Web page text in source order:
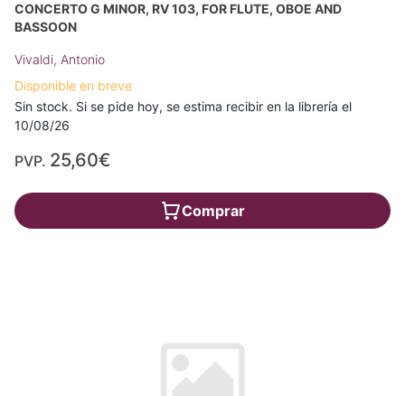
CONCERTO G MINOR, RV 103, FOR FLUTE, OBOE AND
BASSOON
Vivaldi, Antonio
Disponible en breve
Sin stock. Si se pide hoy, se estima recibir en la librería el
10/08/26
PVP. 25,60€
Comprar